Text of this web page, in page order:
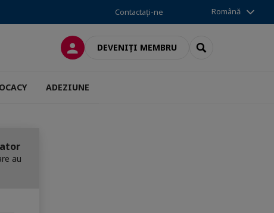
Contactați-ne Română
CONECTAREDEVENIȚI MEMBRU SEARCH
ADEZIUNE
au